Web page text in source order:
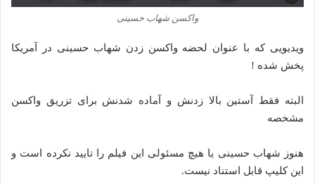
واکسن شهاب حسینی
ویدیویی که با عنوان لحضه واکسن زدن شهاب حسینی در آمریکا
پخش شده !
البته فقط آستین بالا زدنش و آماده شدنش برای تزریق واکسن
مشخصه
هنوز شهاب حسینی یا هیچ مسئولی این فیلم را تایید نکرده است و
این کلیپ قابل استناد نیست.